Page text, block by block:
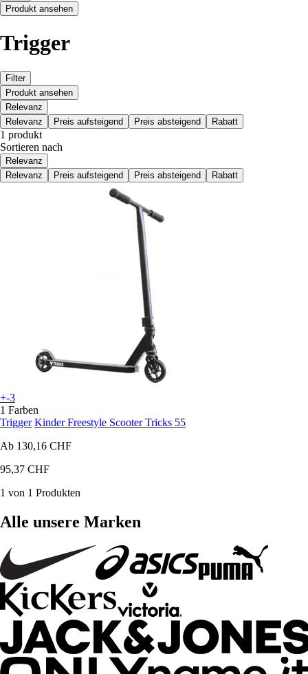
Produkt ansehen
Trigger
Filter
Produkt ansehen
Relevanz
Relevanz
Preis aufsteigend Preis absteigend Rabatt
1 produkt
Sortieren nach
Relevanz
Relevanz
Preis aufsteigend Preis absteigend Rabatt
+-3
1 Farben
Trigger Kinder Freestyle Scooter Tricks 55
Ab 130,16 CHF
95,37 CHF
1 von 1 Produkten
Alle unsere Marken